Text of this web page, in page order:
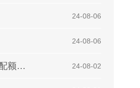
| 24-08-06
| 24-08-06
北京：深化北京碳市场建设，完善重点行业企业碳排放核算方法及配额管理政策 | 24-08-02